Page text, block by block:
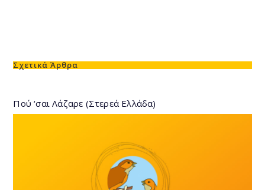
Σχετικά Άρθρα
Πού ‘σαι Λάζαρε (Στερεά Ελλάδα)